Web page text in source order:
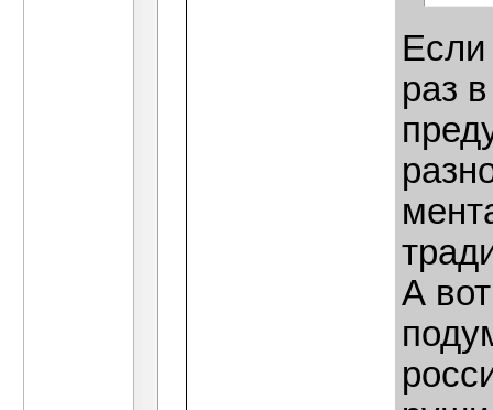
Если
раз
А